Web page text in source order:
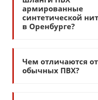
армированные
синтетической
в Оренбурге?
Чем отличаются от
обычных ПВХ?